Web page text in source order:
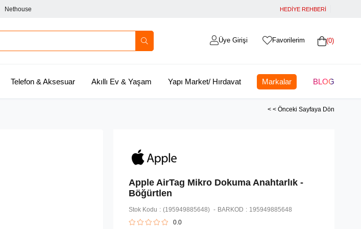
Nethouse HEDİYE REHBERİ
0
Favorilerim
Üye Girişi
Telefon & Aksesuar Akıllı Ev & Yaşam Yapı Market/ Hırdavat Markalar BLOG
< < Önceki Sayfaya Dön
Apple AirTag Mikro Dokuma Anahtarlık -
Böğürtlen ​​​​​​​
Stok Kodu (195949885648) BARKOD : 195949885648
0.0